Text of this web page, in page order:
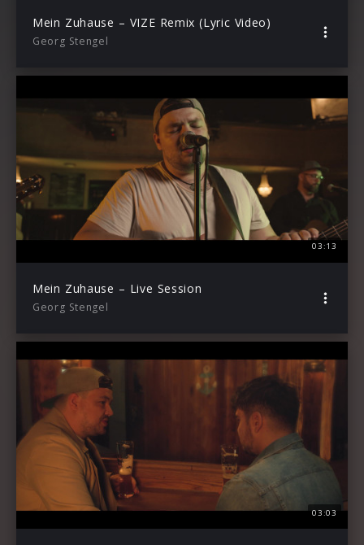
Mein Zuhause – VIZE Remix (Lyric Video)
Georg Stengel
03:13
Mein Zuhause – Live Session
Georg Stengel
03:03